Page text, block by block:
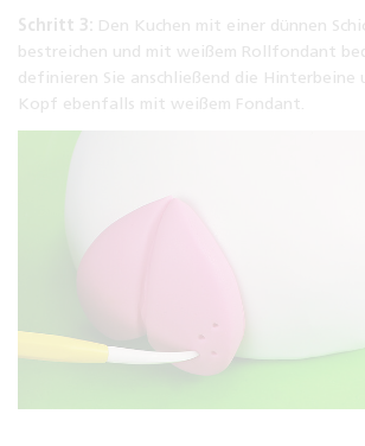
Schritt 3: Den Kuchen mit einer dünnen
bestreichen und mit weißem Rollfondant
definieren Sie anschließend die Hinterbeine
Kopf ebenfalls mit weißem Fondant.